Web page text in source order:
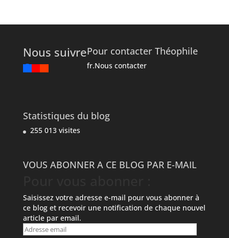
Nous suivrePour contacter Théophile
fr.Nous contacter
Statistiques du blog
255 013 visites
VOUS ABONNER A CE BLOG PAR E-MAIL
Saisissez votre adresse e-mail pour vous abonner à
ce blog et recevoir une notification de chaque nouvel
article par email.
Adresse